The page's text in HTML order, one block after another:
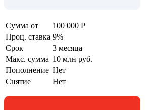
Сумма от
100 000 Р
Проц. ставка 9%
Срок
3 месяца
Макс. сумма 10 млн руб.
Пополнение Нет
Снятие
Нет